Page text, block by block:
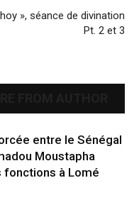
», séance de divination
Pt. 2 et 3
entre le Sénégal
Moustapha
fonctions à Lomé